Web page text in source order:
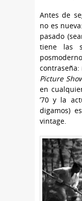
Antes de
no es
pasado
tiene las
Picture
en
’70 y la
digamos)
vintage.